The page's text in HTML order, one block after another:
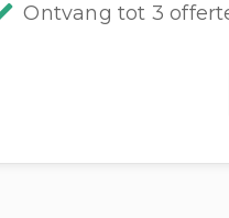
Ontvang tot 3